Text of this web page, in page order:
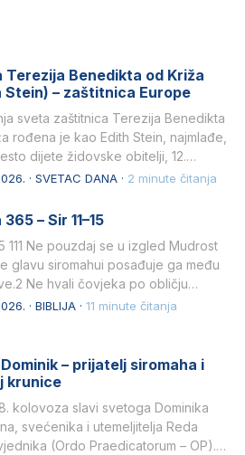
Terezija Benedikta od Križa
Stein) – zaštitnica Europe
sveta zaštitnica Terezija Benedikta
rođena je kao Edith Stein, najmlađe,
dijete židovske obitelji, 12.
1891, u Wrocławu…
· SVETAC DANA · 2 minute čitanja
– Sir 11–15
111 Ne pouzdaj se u izgled Mudrost
glavu siromahui posađuje ga među
Ne hvali čovjeka po obličju
· BIBLIJA · 11 minute čitanja
– prijatelj siromaha i
krunice
kolovoza slavi svetoga Dominika
svećenika i utemeljitelja Reda
(Ordo Praedicatorum – OP).